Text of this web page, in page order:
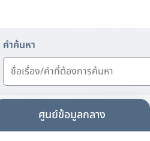
คำค้นหา
ศูนย์ข้อมูลกลาง